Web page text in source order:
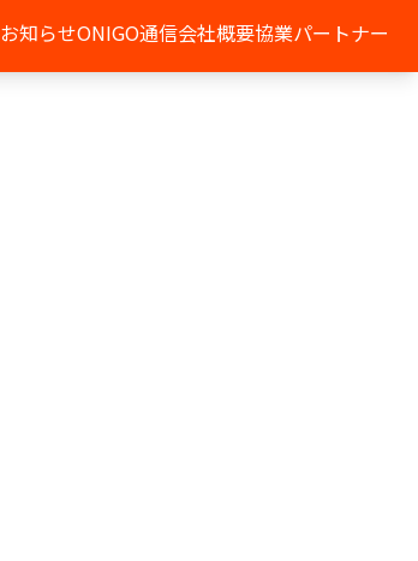
お知らせONIGO通信会社概要協業パートナー